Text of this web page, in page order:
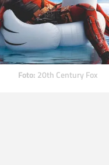
Foto: 20th Century Fox